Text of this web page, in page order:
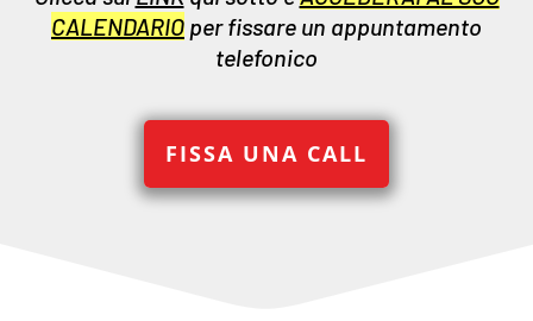
CALENDARIO per fissare un appuntamento
telefonico
FISSA UNA CALL